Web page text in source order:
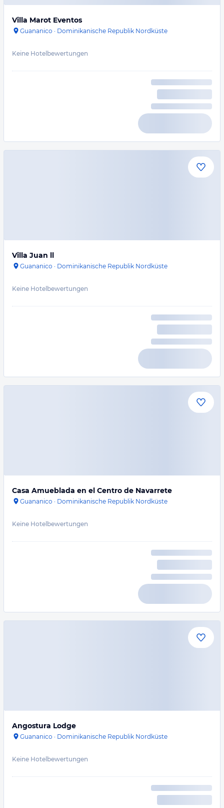
Villa Marot Eventos
Guananico · Dominikanische Republik Nordküste
Keine Hotelbewertungen
Villa Juan ll
Guananico · Dominikanische Republik Nordküste
Keine Hotelbewertungen
Casa Amueblada en el Centro de Navarrete
Guananico · Dominikanische Republik Nordküste
Keine Hotelbewertungen
Angostura Lodge
Guananico · Dominikanische Republik Nordküste
Keine Hotelbewertungen